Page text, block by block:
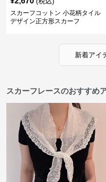
スカーフコットン 小花柄タイル
デザイン正方形スカーフ
新着アイ
スカーフレースのおすすめ